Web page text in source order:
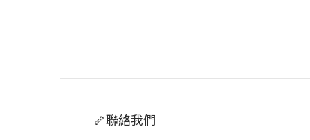
🦴聯絡我們